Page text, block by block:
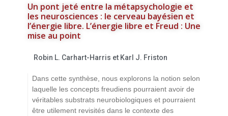
Un pont jeté entre la métapsychologie et
les neurosciences : le cerveau bayésien et
l’énergie libre. L’énergie libre et Freud : Une
mise au point
Robin L. Carhart-Harris et Karl J. Friston
Dans cette synthèse, nous explorons la notion selon
laquelle les concepts freudiens pourraient avoir de
véritables substrats neurobiologiques et pourraient
être utilement revisités dans le contexte des